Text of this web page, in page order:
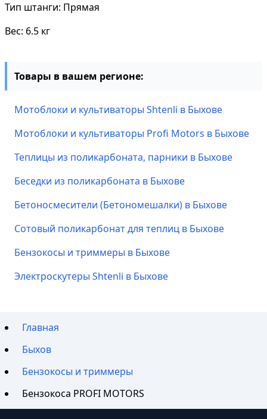
Тип штанги: Прямая
Вес: 6.5 кг
Товары в вашем регионе:
Мотоблоки и культиваторы Shtenli в Быхове
Мотоблоки и культиваторы Profi Motors в Быхове
Теплицы из поликарбоната, парники в Быхове
Беседки из поликарбоната в Быхове
Бетоносмесители (Бетономешалки) в Быхове
Сотовый поликарбонат для теплиц в Быхове
Бензокосы и триммеры в Быхове
Электроскутеры Shtenli в Быхове
Главная
Быхов
Бензокосы и триммеры
Бензокоса PROFI MOTORS